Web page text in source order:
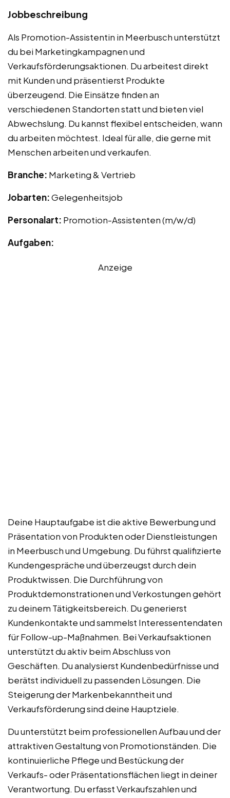
Jobbeschreibung
Als Promotion-Assistentin in Meerbusch unterstützt
du bei Marketingkampagnen und
Verkaufsförderungsaktionen. Du arbeitest direkt
mit Kunden und präsentierst Produkte
überzeugend. Die Einsätze finden an
verschiedenen Standorten statt und bieten viel
Abwechslung. Du kannst flexibel entscheiden, wann
du arbeiten möchtest. Ideal für alle, die gerne mit
Menschen arbeiten und verkaufen.
Branche: Marketing & Vertrieb
Jobarten:Gelegenheitsjob
Personalart: Promotion-Assistenten (m/w/d)
Aufgaben:
Anzeige
Deine Hauptaufgabe ist die aktive Bewerbung und
Präsentation von Produkten oder Dienstleistungen
in Meerbusch und Umgebung. Du führst qualifizierte
Kundengespräche und überzeugst durch dein
Produktwissen. Die Durchführung von
Produktdemonstrationen und Verkostungen gehört
zu deinem Tätigkeitsbereich. Du generierst
Kundenkontakte und sammelst Interessentendaten
für Follow-up-Maßnahmen. Bei Verkaufsaktionen
unterstützt du aktiv beim Abschluss von
Geschäften. Du analysierst Kundenbedürfnisse und
berätst individuell zu passenden Lösungen. Die
Steigerung der Markenbekanntheit und
Verkaufsförderung sind deine Hauptziele.
Du unterstützt beim professionellen Aufbau und der
attraktiven Gestaltung von Promotionständen. Die
kontinuierliche Pflege und Bestückung der
Verkaufs- oder Präsentationsflächen liegt in deiner
Verantwortung. Du erfasst Verkaufszahlen und